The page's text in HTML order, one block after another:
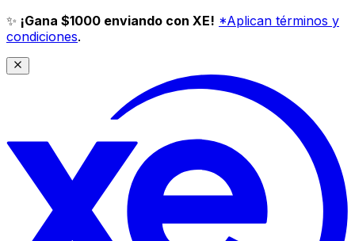
✨ ¡Gana $1000 enviando con XE! *Aplican términos y
condiciones.